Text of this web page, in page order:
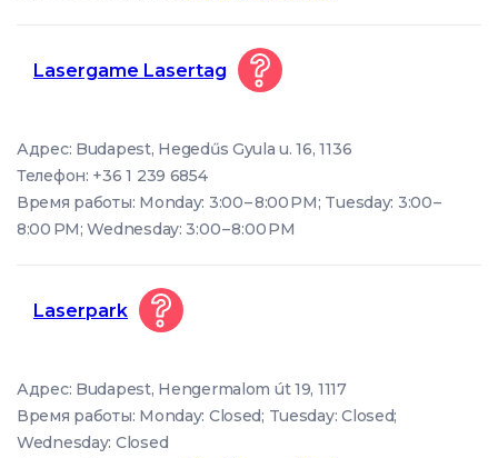
Lasergame Lasertag
Адрес: Budapest, Hegedűs Gyula u. 16, 1136
Телефон: +36 1 239 6854
Время работы: Monday: 3:00 – 8:00 PM; Tuesday: 3:00 –
8:00 PM; Wednesday: 3:00 – 8:00 PM
Laserpark
Адрес: Budapest, Hengermalom út 19, 1117
Время работы: Monday: Closed; Tuesday: Closed;
Wednesday: Closed